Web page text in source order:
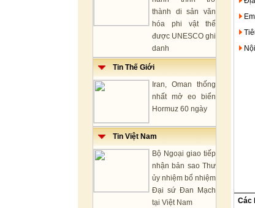
thành di sản văn
hóa phi vật thể
được UNESCO ghi
danh
Tin Thế Giới
Iran, Oman thống
nhất mở eo biển
Hormuz 60 ngày
Tin Việt Nam
Bộ Ngoại giao tiếp
nhận bản sao Thư
ủy nhiệm bổ nhiệm
Đại sứ Đan Mạch
tại Việt Nam
Các